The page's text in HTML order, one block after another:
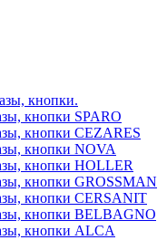
кнопки.
кнопки SPARO
кнопки CEZARES
кнопки NOVA
кнопки HOLLER
кнопки GROSSMAN
кнопки CERSANIT
кнопки BELBAGNO
кнопки ALCA